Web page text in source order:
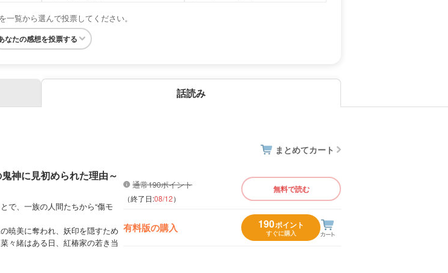
一覧から選んで投票してください。
なたの感想を投票する
話読み
まとめてカート
神に見初められた理由～
で、一族の人間たちから“傷モ
暁美に奪われ、妖印を隠すため
々緒はある日、紅椿家の若き当
通常190ポイント
（終了日:08/12）
無料で読む
有料版の購入 190ポイント
すぐに購入